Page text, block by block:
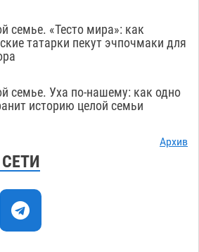
гандболисты с крупной победы
Всероссийской Спартакиаде
селе невестка изрешетила
06.08
рейсом из Шереметьево
назвали своих детей в июле
семье. «Тесто мира»: как
татарки пекут эчпочмаки для
семье. Уха по-нашему: как одно
историю целой семьи
Архив